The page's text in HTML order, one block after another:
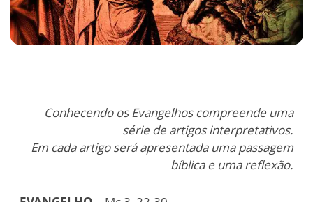
Conhecendo os Evangelhos compreende uma
série de artigos interpretativos.
Em cada artigo será apresentada uma passagem
bíblica e uma reflexão.